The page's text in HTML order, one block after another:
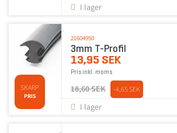
I lager
21604950
3mm T-Profil
13,95 SEK
Pris inkl. moms
18,60 SEK -4,65 SEK
SKARP
PRIS
I lager